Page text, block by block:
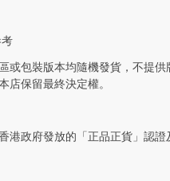
或包裝版本均隨機發貨，不提供
店保留最終決定權。
港政府發放的「正品正貨」認證